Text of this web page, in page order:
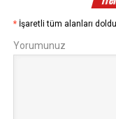
* İşaretli tüm alanları
Yorumunuz